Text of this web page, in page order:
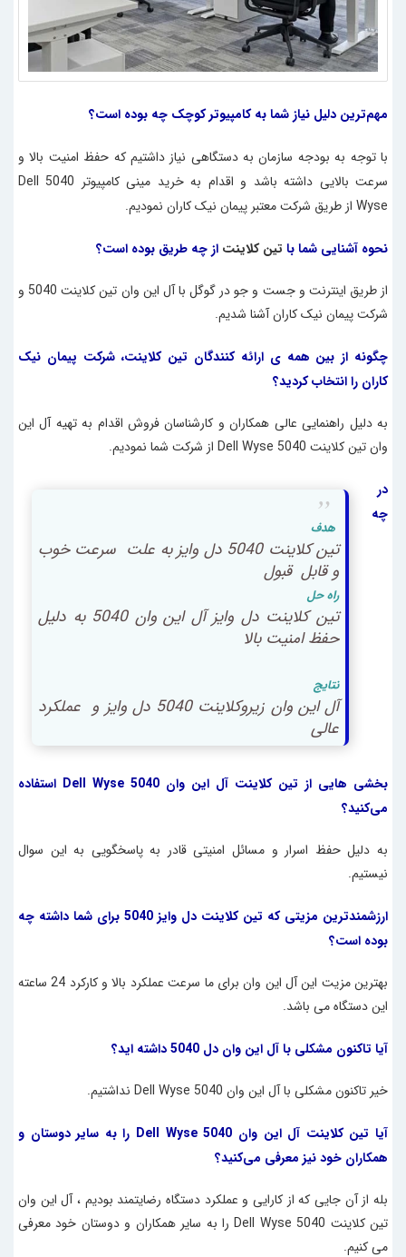
مهم‌ترین دلیل نیاز شما به کامپیوتر کوچک چه بوده است؟
با توجه به بودجه سازمان به دستگاهی نیاز داشتیم که حفظ امنیت بالا و
سرعت بالایی داشته باشد و اقدام به خرید
مینی کامپیوتر 5040 Dell
Wyse از طریق شرکت معتبر پیمان نیک کاران نمودیم.
نحوه آشنایی شما با تین کلاینت از چه طریق بوده است؟
از طریق اینترنت و جست و جو در گوگل با آل این وان تین کلاینت 5040 و
شرکت پیمان نیک کاران آشنا شدیم.
چگونه از بین همه ی ارائه کنندگان تین کلاینت، شرکت پیمان نیک
کاران را انتخاب کردید؟
به دلیل راهنمایی عالی همکاران و کارشناسان فروش اقدام به تهیه آل این
وان تین کلاینت Dell Wyse 5040 از شرکت شما نمودیم.
هدف
تین کلاینت 5040 دل وایز به علت سرعت خوب
و قابل قبول
راه حل
تین کلاینت دل وایز آل این وان 5040 به دلیل
حفظ امنیت بالا
نتایج
آل این وان زیروکلاینت 5040 دل وایز و عملکرد
عالی
در
چه
بخشی هایی از تین کلاینت آل این وان Dell Wyse 5040 استفاده
می‌کنید؟
به دلیل حفظ اسرار و مسائل امنیتی قادر به پاسخگویی به این سوال
نیستیم.
ارزشمندترین مزیتی که تین کلاینت دل وایز 5040 برای شما داشته چه
بوده است؟
بهترین مزیت اینآل این وان
برای ما سرعت عملکرد بالا و کارکرد 24 ساعته
این دستگاه می باشد.
آیا تاکنون مشکلی با آل این وان دل 5040 داشته اید؟
خیر تاکنون مشکلی با آل این وان Dell Wyse 5040 نداشتیم.
آیا تین کلاینت آل این وان Dell Wyse 5040 را به سایر دوستان و
همکاران خود نیز معرفی می‌کنید؟
بله از آن جایی که از کارایی و عملکرد دستگاه رضایتمند بودیم ، آل این وان
تین کلاینت Dell Wyse 5040 را به سایر همکاران و دوستان خود معرفی
می کنیم.